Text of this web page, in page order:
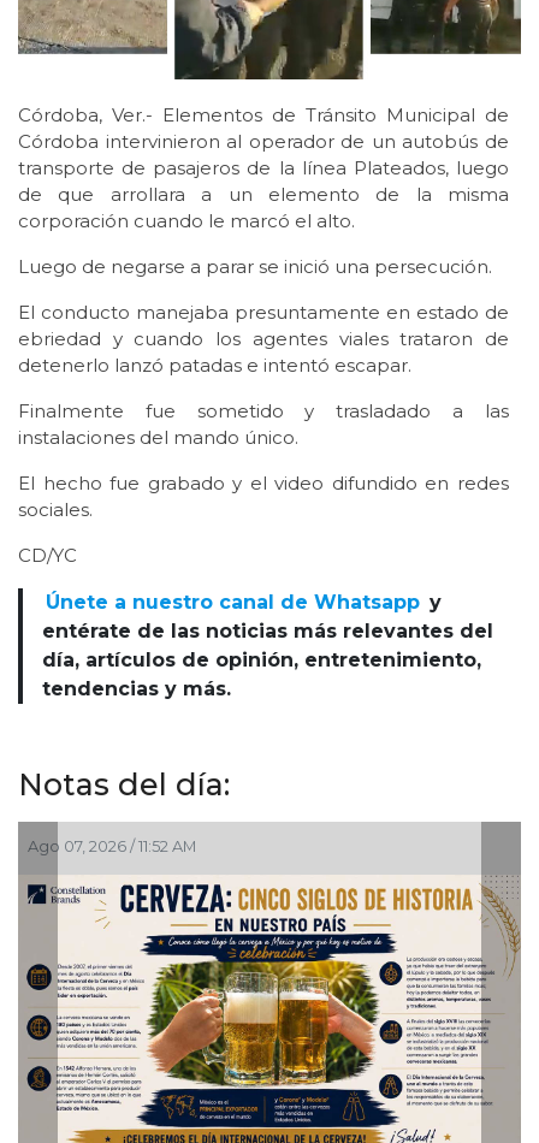
Córdoba, Ver.- Elementos de Tránsito Municipal de
Córdoba intervinieron al operador de un autobús de
transporte de pasajeros de la línea Plateados, luego
de que arrollara a un elemento de la misma
corporación cuando le marcó el alto.
Luego de negarse a parar se inició una persecución.
El conducto manejaba presuntamente en estado de
ebriedad y cuando los agentes viales trataron de
detenerlo lanzó patadas e intentó escapar.
Finalmente fue sometido y trasladado a las
instalaciones del mando único.
El hecho fue grabado y el video difundido en redes
sociales.
CD/YC
Únete a nuestro canal de Whatsapp y
entérate de las noticias más relevantes del
día, artículos de opinión, entretenimiento,
tendencias y más.
Notas del día:
Ago 07, 2026 / 11:52 AM